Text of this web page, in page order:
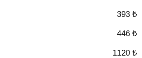
393 ₺
446 ₺
1120 ₺